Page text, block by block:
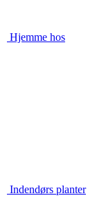
Hjemme hos
Indendørs planter